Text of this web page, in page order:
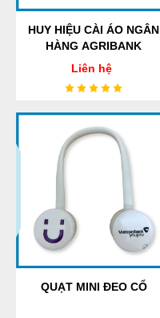
HUY HIỆU CÀI ÁO NGÂN
HÀNG AGRIBANK
Liên hệ
QUẠT MINI ĐEO CỔ